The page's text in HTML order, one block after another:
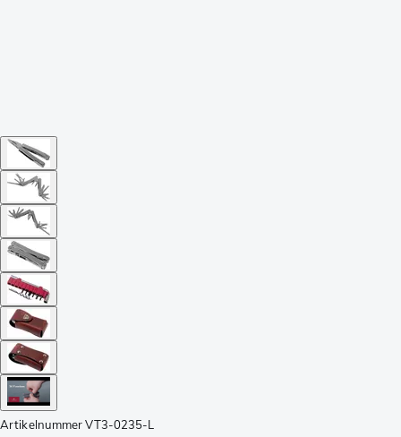
Artikelnummer VT3-0235-L